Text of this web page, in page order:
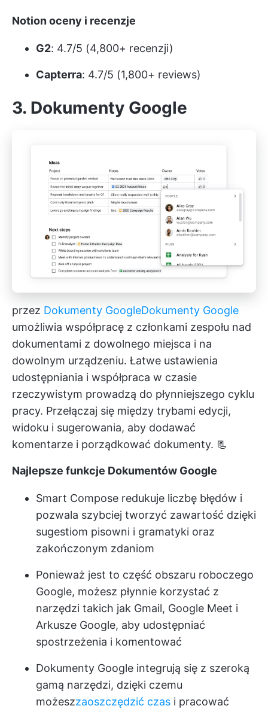
Notion oceny i recenzje
G2: 4.7/5 (4,800+ recenzji)
Capterra: 4.7/5 (1,800+ reviews)
3. Dokumenty Google
przez Dokumenty GoogleDokumenty Google
umożliwia współpracę z członkami zespołu nad
dokumentami z dowolnego miejsca i na
dowolnym urządzeniu. Łatwe ustawienia
udostępniania i współpraca w czasie
rzeczywistym prowadzą do płynniejszego cyklu
pracy. Przełączaj się między trybami edycji,
widoku i sugerowania, aby dodawać
komentarze i porządkować dokumenty. 📃
Najlepsze funkcje Dokumentów Google
Smart Compose redukuje liczbę błędów i
pozwala szybciej tworzyć zawartość dzięki
sugestiom pisowni i gramatyki oraz
zakończonym zdaniom
Ponieważ jest to część obszaru roboczego
Google, możesz płynnie korzystać z
narzędzi takich jak Gmail, Google Meet i
Arkusze Google, aby udostępniać
spostrzeżenia i komentować
Dokumenty Google integrują się z szeroką
gamą narzędzi, dzięki czemu
możeszzaoszczędzić czas i pracować